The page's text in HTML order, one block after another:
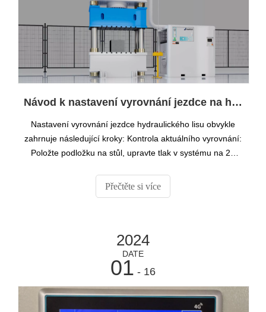
Návod k nastavení vyrovnání jezdce na hydraulickém lisu
Nastavení vyrovnání jezdce hydraulického lisu obvykle
zahrnuje následující kroky: Kontrola aktuálního vyrovnání:
Položte podložku na stůl, upravte tlak v systému na 25
Přečtěte si více
2024
DATE
01 - 16